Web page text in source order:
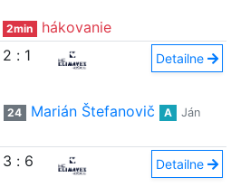
2min
hákovanie
2 : 1 Detailne
24 Marián Štefanovič A
Ján
3 : 6 Detailne